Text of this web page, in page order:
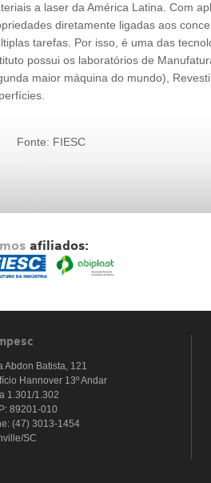
a laser da América Latina. Com
diretamente ligadas aos
tarefas. Por isso, é uma das
possui os laboratórios de
maior máquina do mundo),
Fonte: FIESC
afiliados:
Abdon Batista, 121
Hannover 13º Andar
1.301/1.302
89201-010
(47) 3013-1454
SC